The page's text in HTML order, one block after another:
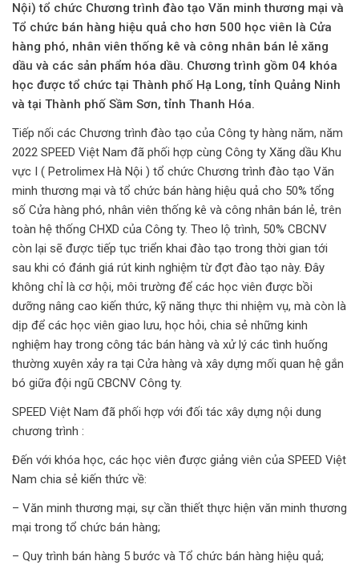
Nội) tổ chức Chương trình đào tạo Văn minh thương mại và
Tổ chức bán hàng hiệu quả cho hơn 500 học viên là Cửa
hàng phó, nhân viên thống kê và công nhân bán lẻ xăng
dầu và các sản phẩm hóa dầu. Chương trình gồm 04 khóa
học được tổ chức tại Thành phố Hạ Long, tỉnh Quảng Ninh
và tại Thành phố Sầm Sơn, tỉnh Thanh Hóa.
Tiếp nối các Chương trình đào tạo của Công ty hàng năm, năm
2022 SPEED Việt Nam đã phối hợp cùng Công ty Xăng dầu Khu
vực I ( Petrolimex Hà Nội ) tổ chức Chương trình đào tạo Văn
minh thương mại và tổ chức bán hàng hiệu quả cho 50% tổng
số Cửa hàng phó, nhân viên thống kê và công nhân bán lẻ, trên
toàn hệ thống CHXD của Công ty. Theo lộ trình, 50% CBCNV
còn lại sẽ được tiếp tục triển khai đào tạo trong thời gian tới
sau khi có đánh giá rút kinh nghiệm từ đợt đào tạo này. Đây
không chỉ là cơ hội, môi trường để các học viên được bồi
dưỡng nâng cao kiến thức, kỹ năng thực thi nhiệm vụ, mà còn là
dịp để các học viên giao lưu, học hỏi, chia sẻ những kinh
nghiệm hay trong công tác bán hàng và xử lý các tình huống
thường xuyên xảy ra tại Cửa hàng và xây dựng mối quan hệ gắn
bó giữa đội ngũ CBCNV Công ty.
SPEED Việt Nam đã phối hợp với đối tác xây dựng nội dung
chương trình :
Đến với khóa học, các học viên được giảng viên của SPEED Việt
Nam chia sẻ kiến thức về:
– Văn minh thương mại, sự cần thiết thực hiện văn minh thương
mại trong tổ chức bán hàng;
– Quy trình bán hàng 5 bước và Tổ chức bán hàng hiệu quả;